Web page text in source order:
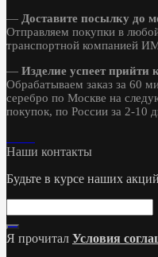
— Доставите посылку до
Отправляем покупки в
транспортной компанией
— Изделие успеет прийти
Обрабатываем заказ за 60
серебро по Москве на
покупок, по России за 2-10
Наши контакты
Будьте в курсе наших
Я прочитал Условия